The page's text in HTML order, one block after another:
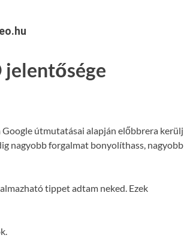
jelentősége
Google útmutatásai alapján előbbrera kerülj
nagyobb forgalmat bonyolíthass, nagyobb
tippet adtam neked. Ezek